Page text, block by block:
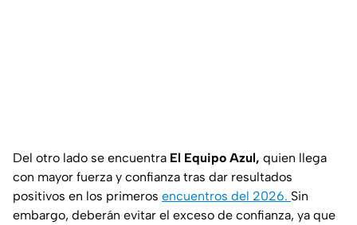
Del otro lado se encuentra El Equipo Azul, quien llega
con mayor fuerza y confianza tras dar resultados
positivos en los primeros encuentros del 2026. Sin
embargo, deberán evitar el exceso de confianza, ya que